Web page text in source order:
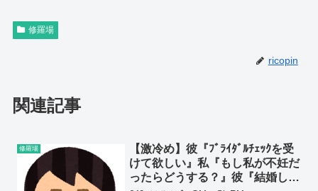
修羅場
ricopin
関連記事
修羅場
【激冷め】彼『ﾌﾞﾗｲﾀﾞﾙﾁｪｯｸを受
けて欲しい』私『もし私が不妊だ
ったらどうする？』彼『結婚して